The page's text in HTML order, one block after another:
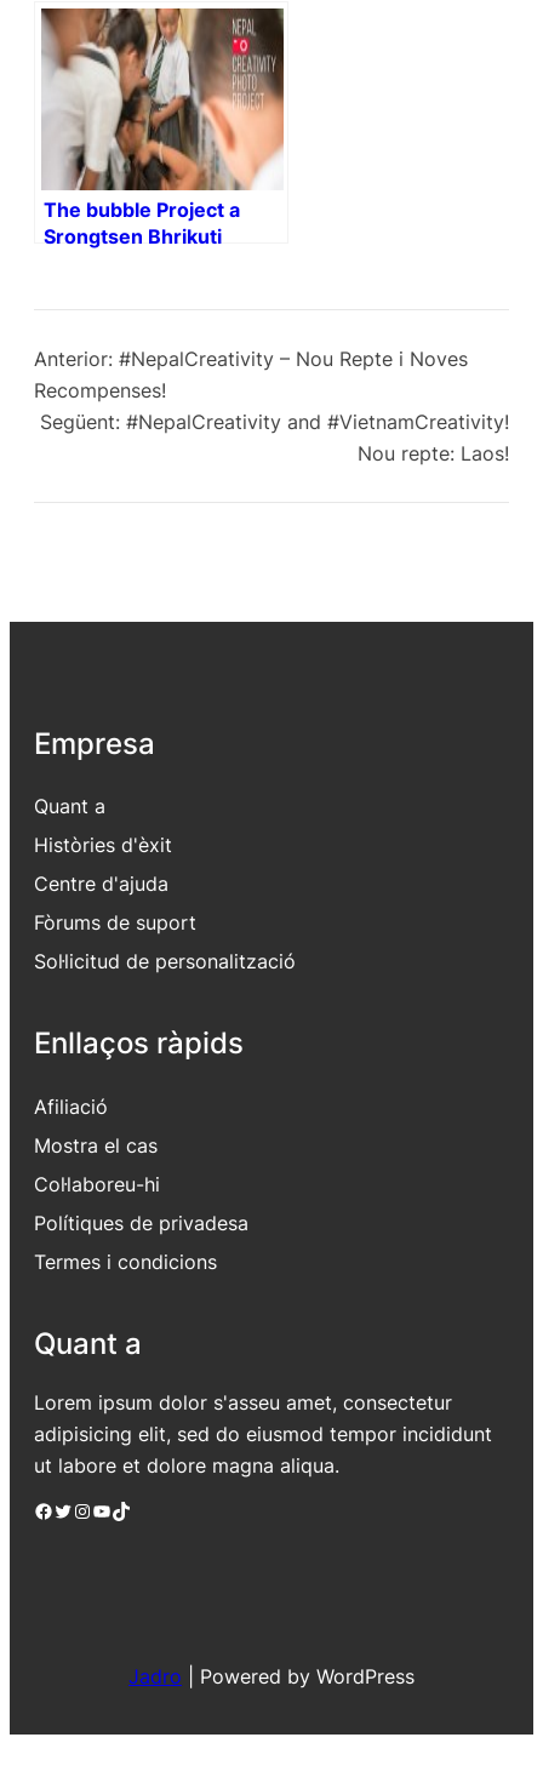
The bubble Project a
Srongtsen Bhrikuti
Anterior: #NepalCreativity – Nou Repte i Noves
Recompenses!
Següent: #NepalCreativity and #VietnamCreativity!
Nou repte: Laos!
Empresa
Quant a
Històries d'èxit
Centre d'ajuda
Fòrums de suport
Sol·licitud de personalització
Enllaços ràpids
Afiliació
Mostra el cas
Col·laboreu-hi
Polítiques de privadesa
Termes i condicions
Quant a
Lorem ipsum dolor s'asseu amet, consectetur
adipisicing elit, sed do eiusmod tempor incididunt
ut labore et dolore magna aliqua.
Facebook Twitter Instagram YouTube TikTok
Jadro Powered by WordPress